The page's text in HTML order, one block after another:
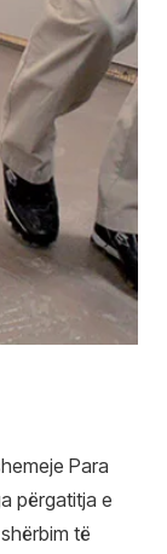
Para
përgatitja e
të